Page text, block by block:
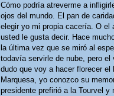
Cómo podría atreverme a
ojos del mundo. El pan de
elegir yo mi propia cacería. O el
usted le gusta decir. Hace
la última vez que se miró al
todavía servirle de nube, pero
dudo que voy a hacer florecer
Marquesa, yo conozco su
presidente prefirió a la Tourvel